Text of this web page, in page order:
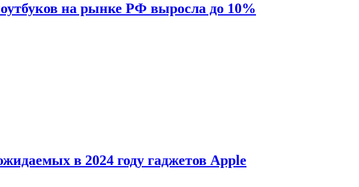
на рынке РФ выросла до 10%
в 2024 году гаджетов Apple